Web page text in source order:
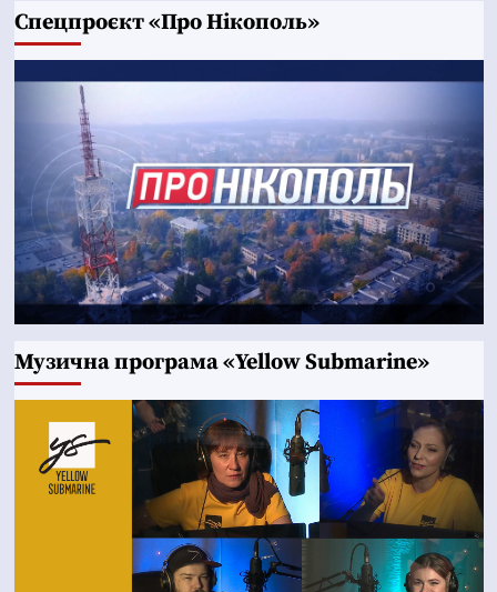
Cпецпроєкт «Про Нікополь»
Музична програма «Yellow Submarine»